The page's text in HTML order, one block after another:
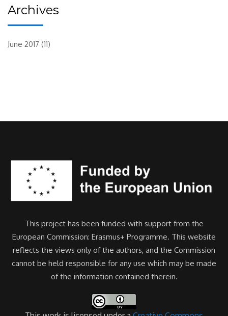
Archives
June 2017 (11)
This project has been funded with support from the
European Commission: Erasmus+ Programme. This website
reflects the views only of the authors, and the Commission
cannot be held responsible for any use which may be made
of the information contained therein.